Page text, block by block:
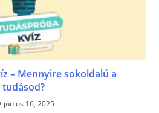
– Mennyire sokoldalú a
tudásod?
június 16, 2025